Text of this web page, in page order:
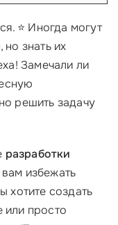
⭐ Иногда могут
знать их
Замечали ли
решить задачу
разработки
избежать
хотите создать
или просто